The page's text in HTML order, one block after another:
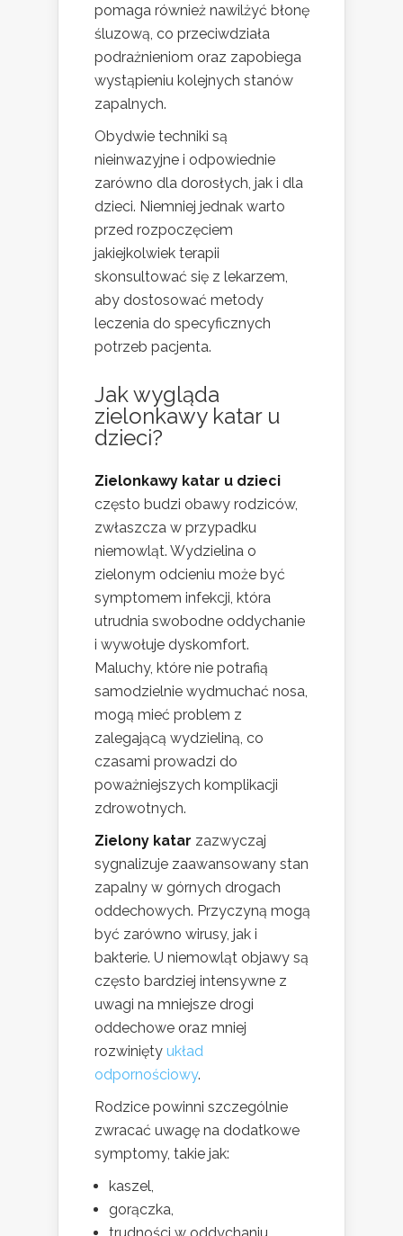
pomaga również nawilżyć błonę
śluzową, co przeciwdziała
podrażnieniom oraz zapobiega
wystąpieniu kolejnych stanów
zapalnych.
Obydwie techniki są
nieinwazyjne i odpowiednie
zarówno dla dorosłych, jak i dla
dzieci. Niemniej jednak warto
przed rozpoczęciem
jakiejkolwiek terapii
skonsultować się z lekarzem,
aby dostosować metody
leczenia do specyficznych
potrzeb pacjenta.
Jak wygląda
zielonkawy katar u
dzieci?
Zielonkawy katar u dzieci
często budzi obawy rodziców,
zwłaszcza w przypadku
niemowląt. Wydzielina o
zielonym odcieniu może być
symptomem infekcji, która
utrudnia swobodne oddychanie
i wywołuje dyskomfort.
Maluchy, które nie potrafią
samodzielnie wydmuchać nosa,
mogą mieć problem z
zalegającą wydzieliną, co
czasami prowadzi do
poważniejszych komplikacji
zdrowotnych.
Zielony katar zazwyczaj
sygnalizuje zaawansowany stan
zapalny w górnych drogach
oddechowych. Przyczyną mogą
być zarówno wirusy, jak i
bakterie. U niemowląt objawy są
często bardziej intensywne z
uwagi na mniejsze drogi
oddechowe oraz mniej
rozwinięty układ
odpornościowy.
Rodzice powinni szczególnie
zwracać uwagę na dodatkowe
symptomy, takie jak:
kaszel,
gorączka,